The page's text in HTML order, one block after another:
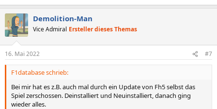
Demolition-Man
Vice Admiral Ersteller dieses Themas
16. Mai 2022 #7
F1database schrieb:
Bei mir hat es z.B. auch mal durch ein Update von Fh5 selbst das
Spiel zerschossen. Deinstalliert und Neuinstalliert, danach ging
wieder alles.